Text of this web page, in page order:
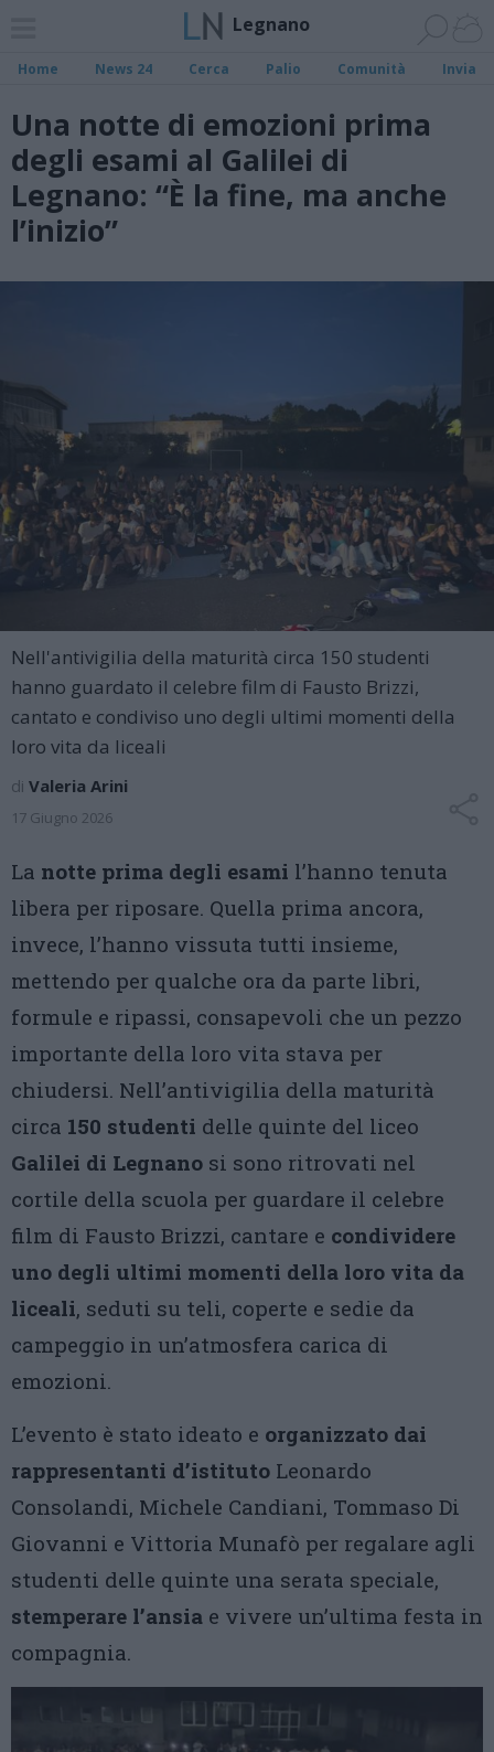
Legnano
Home News 24 Cerca Palio Comunità Invia
Una notte di emozioni prima
degli esami al Galilei di
Legnano: “È la fine, ma anche
l’inizio”
Nell'antivigilia della maturità circa 150 studenti
hanno guardato il celebre film di Fausto Brizzi,
cantato e condiviso uno degli ultimi momenti della
loro vita da liceali
di Valeria Arini
17 Giugno 2026
La notte prima degli esami l’hanno tenuta
libera per riposare. Quella prima ancora,
invece, l’hanno vissuta tutti insieme,
mettendo per qualche ora da parte libri,
formule e ripassi, consapevoli che un pezzo
importante della loro vita stava per
chiudersi. Nell’antivigilia della maturità
circa 150 studenti delle quinte del liceo
Galilei di Legnano si sono ritrovati nel
cortile della scuola per guardare il celebre
film di Fausto Brizzi, cantare e condividere
uno degli ultimi momenti della loro vita da
liceali, seduti su teli, coperte e sedie da
campeggio in un’atmosfera carica di
emozioni.
L’evento è stato ideato e organizzato dai
rappresentanti d’istituto Leonardo
Consolandi, Michele Candiani, Tommaso Di
Giovanni e Vittoria Munafò per regalare agli
studenti delle quinte una serata speciale,
stemperare l’ansia e vivere un’ultima festa in
compagnia.